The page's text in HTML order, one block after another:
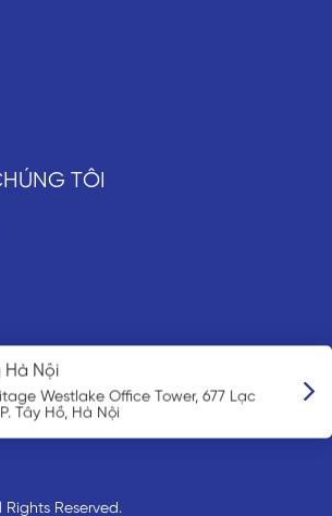
TÔI
Hà Nội
Westlake Office Tower, 677 Lạc
Tây Hồ, Hà Nội
Rights Reserved.